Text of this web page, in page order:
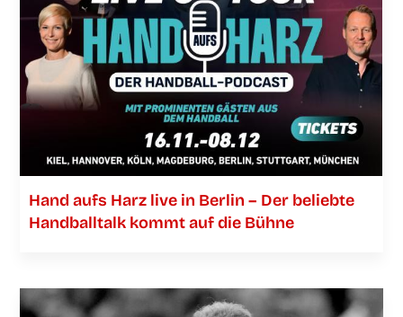
Hand aufs Harz live in Ber­lin – Der belieb­te
Hand­ball­talk kommt auf die Bühne